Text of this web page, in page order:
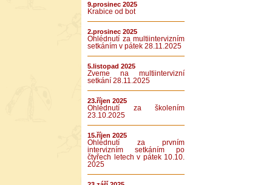
9.prosinec 2025
Krabice od bot
2.prosinec 2025
Ohlédnutí za multiintervizním
setkáním v pátek 28.11.2025
5.listopad 2025
Zveme na multiintervizní
setkání 28.11.2025
23.říjen 2025
Ohlédnutí za školením
23.10.2025
15.říjen 2025
Ohlédnutí za prvním
intervizním setkáním po
čtyřech letech v pátek 10.10.
2025